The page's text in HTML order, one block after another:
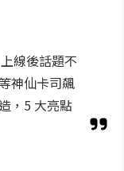
線後話題不
神仙卡司飆
，5 大亮點